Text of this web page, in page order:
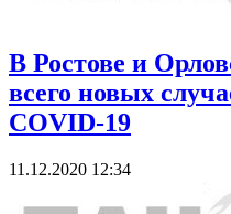
В Ростове и
всего новых
COVID-19
11.12.2020 12:34